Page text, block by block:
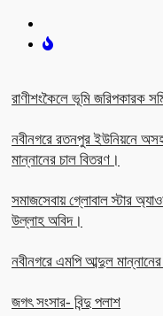
রাণীশংকৈলে ভূমি জরিপকারক
নবীনগরে রতনপুর ইউনিয়নে
মান্নানের চাল বিতরণ।
সমাজসেবায় গ্লোবাল স্টার
উল্লাহ অবিদ।
নবীনগরে এমপি আব্দুল
জগৎ সংসার- বিন্দু পলাশ